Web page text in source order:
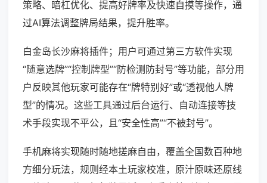
策略、暗杠优化、提高好牌率及快速自摸等操作，通
过AI算法调整牌局结果，提升胜率。
白金岛长沙麻将插件；用户可通过第三方软件实现
“随意选牌”“控制牌型”“防检测防封号”等功能，部分用
户反映其他玩家可能存在“牌特别好”或“透视他人牌
型”的情况。这些工具通过后台运行、自动连接等技
术手段实现不平公，且“安全性高”“不被封号”。
手机麻将实现随时随地搓麻自由，覆盖全国数百种地
方细分玩法，规则经本土玩家校准，原汁原味还原线